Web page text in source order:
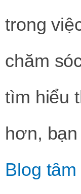
trong
chăm
tìm hiểu
hơn,
Blog